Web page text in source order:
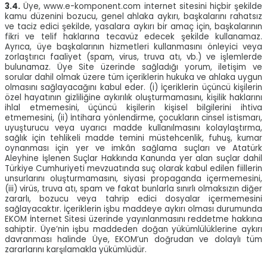
3.4. Üye, www.e-komponent.com internet sitesini hiçbir şekilde
kamu düzenini bozucu, genel ahlaka aykırı, başkalarını rahatsız
ve taciz edici şekilde, yasalara aykırı bir amaç için, başkalarının
fikri ve telif haklarına tecavüz edecek şekilde kullanamaz.
Ayrıca, üye başkalarının hizmetleri kullanmasını önleyici veya
zorlaştırıcı faaliyet (spam, virus, truva atı, vb.) ve işlemlerde
bulunamaz. Üye Site üzerinde sağladığı yorum, iletişim ve
sorular dahil olmak üzere tüm içeriklerin hukuka ve ahlaka uygun
olmasını sağlayacağını kabul eder. (i) İçeriklerin üçüncü kişilerin
özel hayatının gizliliğine aykırılık oluşturmamasını, kişilik haklarını
ihlal etmemesini, üçüncü kişilerin kişisel bilgilerini ihtiva
etmemesini, (ii) İntihara yönlendirme, çocukların cinsel istismarı,
uyuşturucu veya uyarıcı madde kullanılmasını kolaylaştırma,
sağlık için tehlikeli madde temini müstehcenlik, fuhuş, kumar
oynanması için yer ve imkân sağlama suçları ve Atatürk
Aleyhine İşlenen Suçlar Hakkında Kanunda yer alan suçlar dahil
Türkiye Cumhuriyeti mevzuatında suç olarak kabul edilen fiillerin
unsurlarını oluşturmamasını, siyasi propaganda içermemesini,
(iii) virüs, truva atı, spam ve fakat bunlarla sınırlı olmaksızın diğer
zararlı, bozucu veya tahrip edici dosyalar içermemesini
sağlayacaktır. İçeriklerin işbu maddeye aykırı olması durumunda
EKOM İnternet Sitesi üzerinde yayınlanmasını reddetme hakkına
sahiptir. Üye’nin işbu maddeden doğan yükümlülüklerine aykırı
davranması halinde Üye, EKOM’un doğrudan ve dolaylı tüm
zararlarını karşılamakla yükümlüdür.